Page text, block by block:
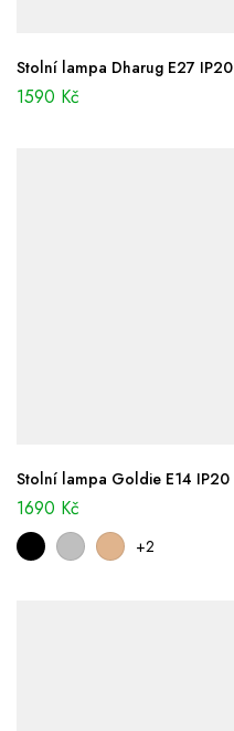
Stolní lampa Dharug E27 IP20
1590 Kč
Stolní lampa Goldie E14 IP20
1690 Kč
+2